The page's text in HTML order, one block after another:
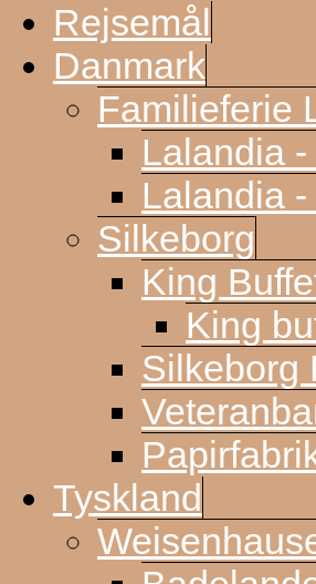
Rejsemål
Danmark
Familieferie
Lalandia
Lalandia
Silkeborg
King
King
Silkeborg
Tyskland